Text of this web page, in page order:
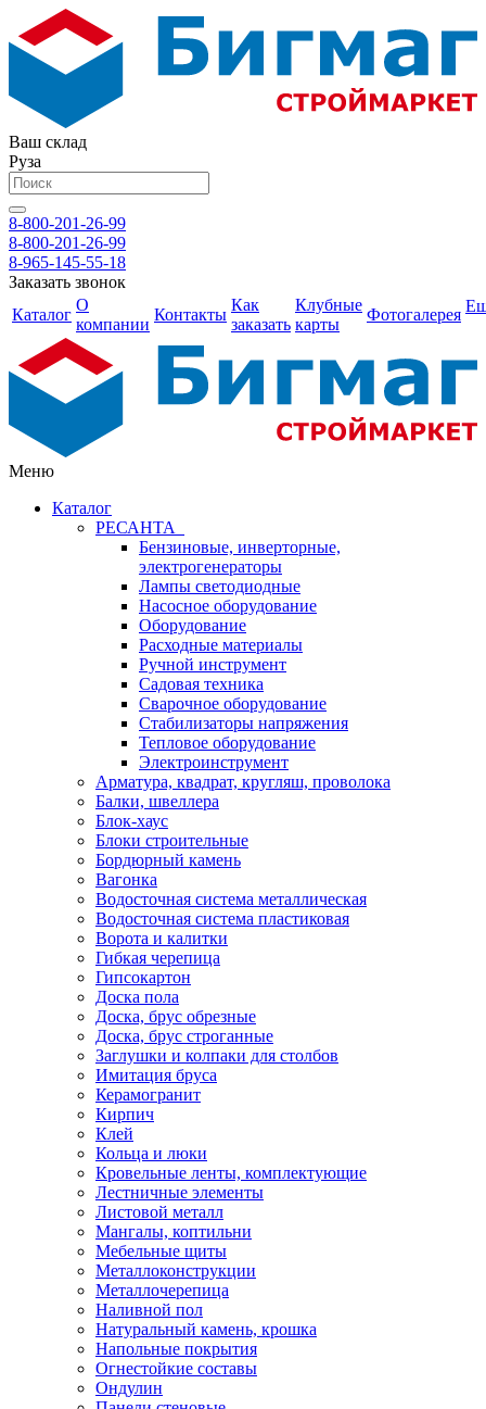
Ваш склад
Руза
8-800-201-26-99
8-800-201-26-99
8-965-145-55-18
Заказать звонок
Каталог
О
компании
Контакты
Как
заказать
Клубные
карты
Фотогалерея
Меню
Каталог
РЕСАНТА
Бензиновые, инверторные,
электрогенераторы
Лампы светодиодные
Насосное оборудование
Оборудование
Расходные материалы
Ручной инструмент
Садовая техника
Сварочное оборудование
Стабилизаторы напряжения
Тепловое оборудование
Электроинструмент
Арматура, квадрат, кругляш, проволока
Балки, швеллера
Блок-хаус
Блоки строительные
Бордюрный камень
Вагонка
Водосточная система металлическая
Водосточная система пластиковая
Ворота и калитки
Гибкая черепица
Гипсокартон
Доска пола
Доска, брус обрезные
Доска, брус строганные
Заглушки и колпаки для столбов
Имитация бруса
Керамогранит
Кирпич
Клей
Кольца и люки
Кровельные ленты, комплектующие
Лестничные элементы
Листовой металл
Мангалы, коптильни
Мебельные щиты
Металлоконструкции
Металлочерепица
Наливной пол
Натуральный камень, крошка
Напольные покрытия
Огнестойкие составы
Ондулин